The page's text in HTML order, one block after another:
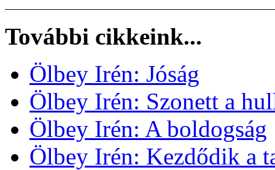
További cikkeink...
Ölbey Irén: Jóság
Ölbey Irén: Szonett a
Ölbey Irén: A boldogság
Ölbey Irén: Kezdődik a